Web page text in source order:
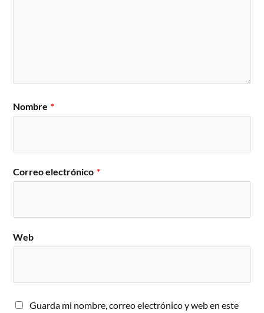
Nombre *
Correo electrónico *
Web
Guarda mi nombre, correo electrónico y web en este